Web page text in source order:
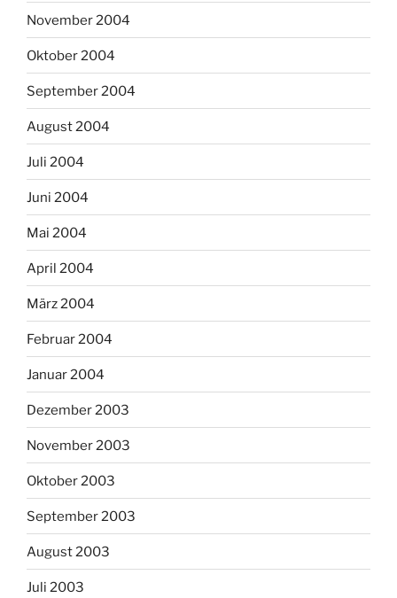
November 2004
Oktober 2004
September 2004
August 2004
Juli 2004
Juni 2004
Mai 2004
April 2004
März 2004
Februar 2004
Januar 2004
Dezember 2003
November 2003
Oktober 2003
September 2003
August 2003
Juli 2003